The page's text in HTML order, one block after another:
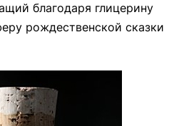
благодаря глицерину
рождественской сказки